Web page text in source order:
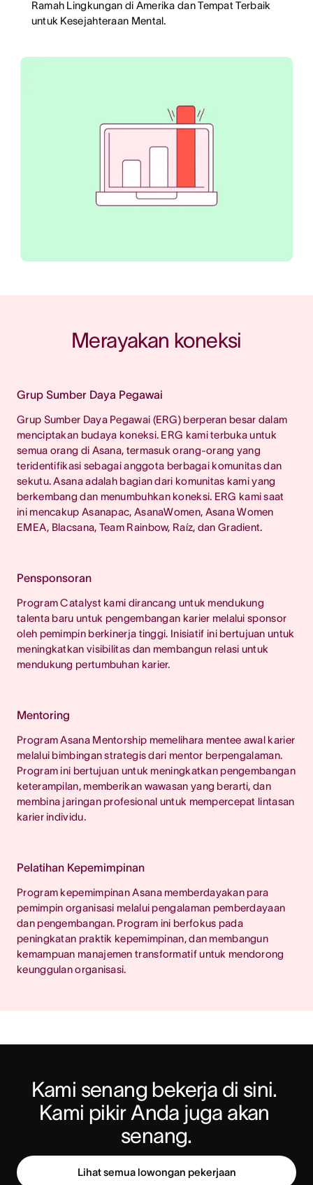
Ramah Lingkungan di Amerika dan Tempat Terbaik
untuk Kesejahteraan Mental.
Merayakan koneksi
Grup Sumber Daya Pegawai
Grup Sumber Daya Pegawai (ERG) berperan besar dalam
menciptakan budaya koneksi. ERG kami terbuka untuk
semua orang di Asana, termasuk orang-orang yang
teridentifikasi sebagai anggota berbagai komunitas dan
sekutu. Asana adalah bagian dari komunitas kami yang
berkembang dan menumbuhkan koneksi. ERG kami saat
ini mencakup Asanapac, AsanaWomen, Asana Women
EMEA, Blacsana, Team Rainbow, Raíz, dan Gradient.
Pensponsoran
Program Catalyst kami dirancang untuk mendukung
talenta baru untuk pengembangan karier melalui sponsor
oleh pemimpin berkinerja tinggi. Inisiatif ini bertujuan untuk
meningkatkan visibilitas dan membangun relasi untuk
mendukung pertumbuhan karier.
Mentoring
Program Asana Mentorship memelihara mentee awal karier
melalui bimbingan strategis dari mentor berpengalaman.
Program ini bertujuan untuk meningkatkan pengembangan
keterampilan, memberikan wawasan yang berarti, dan
membina jaringan profesional untuk mempercepat lintasan
karier individu.
Pelatihan Kepemimpinan
Program kepemimpinan Asana memberdayakan para
pemimpin organisasi melalui pengalaman pemberdayaan
dan pengembangan. Program ini berfokus pada
peningkatan praktik kepemimpinan, dan membangun
kemampuan manajemen transformatif untuk mendorong
keunggulan organisasi.
Kami senang bekerja di sini.
Kami pikir Anda juga akan
senang.
Lihat semua lowongan pekerjaan